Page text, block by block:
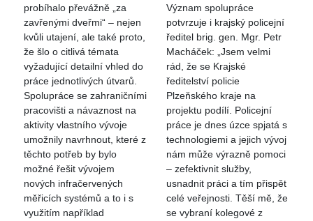
probíhalo převážně „za
zavřenými dveřmi“ – nejen
kvůli utajení, ale také proto,
že šlo o citlivá témata
vyžadující detailní vhled do
práce jednotlivých útvarů.
Spolupráce se zahraničními
pracovišti a návaznost na
aktivity vlastního vývoje
umožnily navrhnout, které z
těchto potřeb by bylo
možné řešit vývojem
nových infračervených
měřicích systémů a to i s
využitím například
Význam spolupráce
potvrzuje i krajský policejní
ředitel brig. gen. Mgr. Petr
Macháček: „Jsem velmi
rád, že se Krajské
ředitelství policie
Plzeňského kraje na
projektu podílí. Policejní
práce je dnes úzce spjatá s
technologiemi a jejich vývoj
nám může výrazně pomoci
– zefektivnit služby,
usnadnit práci a tím přispět
celé veřejnosti. Těší mě, že
se vybraní kolegové z